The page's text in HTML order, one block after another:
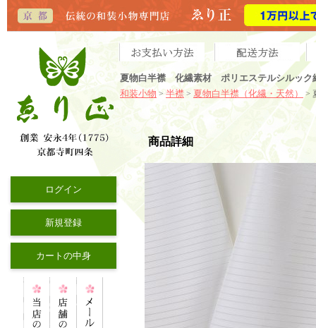
夏物白半襟 化繊素材 ポリエステルシルック
和装小物 > 半襟 > 夏物白半襟（化繊・天然） >
ログイン
新規登録
カートの中身
商品詳細